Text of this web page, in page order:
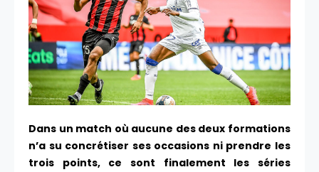
Dans un match où aucune des deux formations
n’a su concrétiser ses occasions ni prendre les
trois points, ce sont finalement les séries